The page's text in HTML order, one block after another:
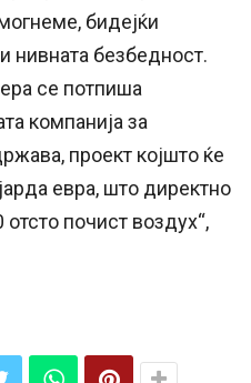
бидејќи
нивната безбедност.
се потпиша
компанија за
проект којшто ќе
евра, што директно
почист воздух“,